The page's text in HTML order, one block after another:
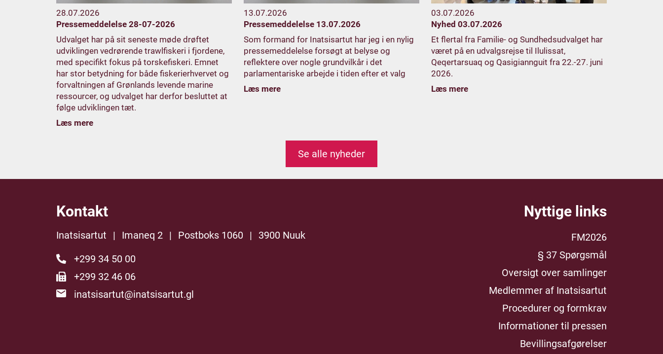
28.07.2026
Pressemeddelelse 28-07-2026
Udvalget har på sit seneste møde drøftet
udviklingen vedrørende trawlfiskeri i fjordene,
med specifikt fokus på torskefiskeri. Emnet
har stor betydning for både fiskerierhvervet og
forvaltningen af Grønlands levende marine
ressourcer, og udvalget har derfor besluttet at
følge udviklingen tæt.
Læs mere
13.07.2026
Pressemeddelelse 13.07.2026
Som formand for Inatsisartut har jeg i en nylig
pressemeddelelse forsøgt at belyse og
reflektere over nogle grundvilkår i det
parlamentariske arbejde i tiden efter et valg
Læs mere
03.07.2026
Nyhed 03.07.2026
Et flertal fra Familie- og Sundhedsudvalget har
været på en udvalgsrejse til Ilulissat,
Qeqertarsuaq og Qasigiannguit fra 22.-27. juni
2026.
Læs mere
Se alle nyheder
Kontakt
Inatsisartut | Imaneq 2 | Postboks 1060 |
3900 Nuuk
+299 34 50 00
+299 32 46 06
inatsisartut@inatsisartut.gl
Nyttige links
FM2026
§ 37 Spørgsmål
Oversigt over samlinger
Medlemmer af Inatsisartut
Procedurer og formkrav
Informationer til pressen
Bevillingsafgørelser